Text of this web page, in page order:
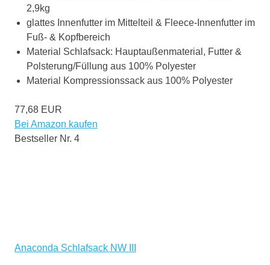
2,9kg
glattes Innenfutter im Mittelteil & Fleece-Innenfutter im
Fuß- & Kopfbereich
Material Schlafsack: Hauptaußenmaterial, Futter &
Polsterung/Füllung aus 100% Polyester
Material Kompressionssack aus 100% Polyester
77,68 EUR
Bei Amazon kaufen
Bestseller Nr. 4
Anaconda Schlafsack NW III